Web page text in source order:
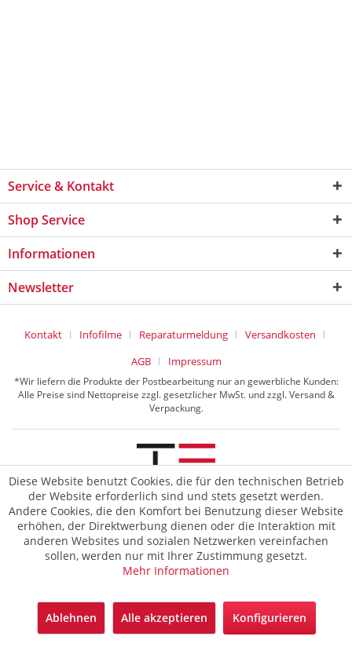
Service & Kontakt
Shop Service
Informationen
Newsletter
Kontakt Infofilme Reparaturmeldung
Versandkosten
AGB
Impressum
*Wir liefern die Produkte der Postbearbeitung nur an gewerbliche Kunden:
Alle Preise sind Nettopreise zzgl. gesetzlicher MwSt. und zzgl. Versand &
Verpackung.
© 2026 TE Postline GmbH
Diese Website benutzt Cookies, die für den technischen Betrieb
der Website erforderlich sind und stets gesetzt werden.
Andere Cookies, die den Komfort bei Benutzung dieser Website
erhöhen, der Direktwerbung dienen oder die Interaktion mit
anderen Websites und sozialen Netzwerken vereinfachen
sollen, werden nur mit Ihrer Zustimmung gesetzt.
Mehr Informationen
Ablehnen Alle akzeptieren Konfigurieren